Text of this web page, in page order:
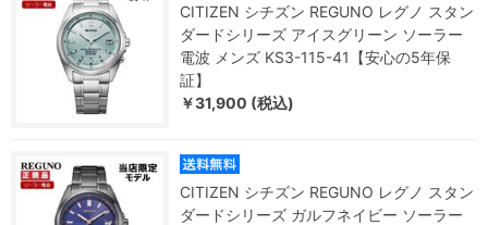
CITIZEN シチズン REGUNO レグノ スタン
ダードシリーズ アイスグリーン ソーラー
電波 メンズ KS3-115-41【安心の5年保
証】
￥31,900 (税込)
CITIZEN シチズン REGUNO レグノ スタン
ダードシリーズ ガルフネイビー ソーラー